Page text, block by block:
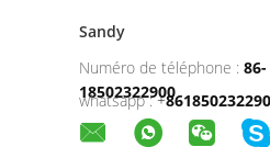
Sandy
Numéro de téléphone : 86-
18502322900
whatsapp :+